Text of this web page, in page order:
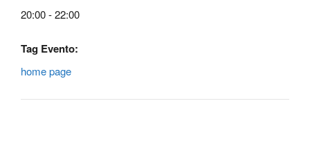
20:00 - 22:00
Tag Evento:
home page